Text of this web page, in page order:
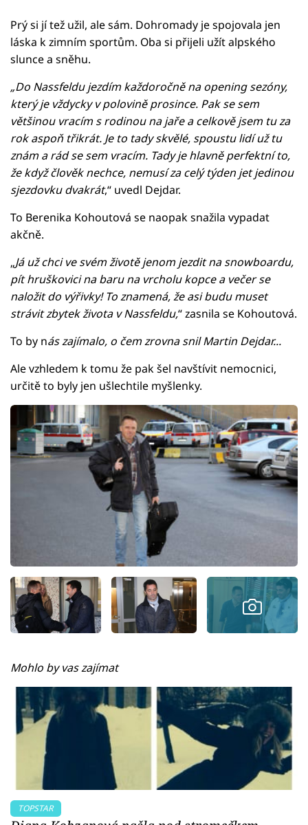
Prý si jí tež užil, ale sám. Dohromady je spojovala jen
láska k zimním sportům. Oba si přijeli užít alpského
slunce a sněhu.
„Do Nassfeldu jezdím každoročně na opening sezóny,
který je vždycky v polovině prosince. Pak se sem
většinou vracím s rodinou na jaře a celkově jsem tu za
rok aspoň třikrát. Je to tady skvělé, spoustu lidí už tu
znám a rád se sem vracím. Tady je hlavně perfektní to,
že když člověk nechce, nemusí za celý týden jet jedinou
sjezdovku dvakrát,“ uvedl Dejdar.
To Berenika Kohoutová se naopak snažila vypadat
akčně.
„Já už chci ve svém životě jenom jezdit na snowboardu,
pít hruškovici na baru na vrcholu kopce a večer se
naložit do výřivky! To znamená, že asi budu muset
strávit zbytek života v Nassfeldu,“ zasnila se Kohoutová.
To by nás zajímalo, o čem zrovna snil Martin Dejdar...
Ale vzhledem k tomu že pak šel navštívit nemocnici,
určitě to byly jen ušlechtile myšlenky.
Mohlo by vas zajímat
TOPSTAR